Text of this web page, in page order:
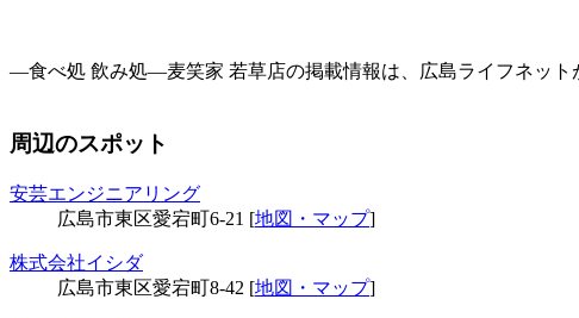
―食べ処 飲み処―麦笑家 若草店の掲載情報は、広島ライフネット
周辺のスポット
安芸エンジニアリング
広島市東区愛宕町6-21 [地図・マップ]
株式会社イシダ
広島市東区愛宕町8-42 [地図・マップ]